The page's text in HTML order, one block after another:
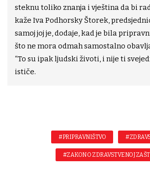
steknu toliko znanja i vještina da bi
kaže Iva Podhorsky Štorek,
samoj joj je, dodaje, kad je bila
što ne mora odmah samostalno
“To su ipak ljudski životi, i nije ti
ističe.
#PRIPRAVNIŠTVO
#ZAKON O ZDRAVSTVENOJ